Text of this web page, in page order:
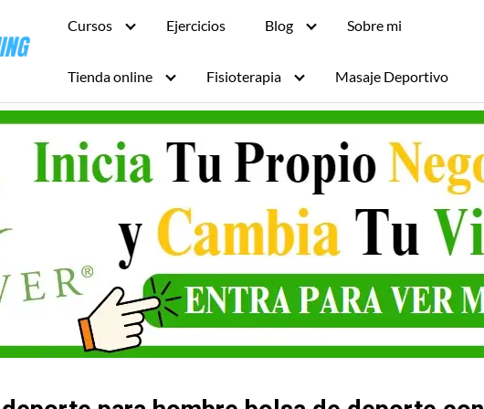
Cursos Ejercicios Blog Sobre mi
Tienda online Fisioterapia Masaje Deportivo